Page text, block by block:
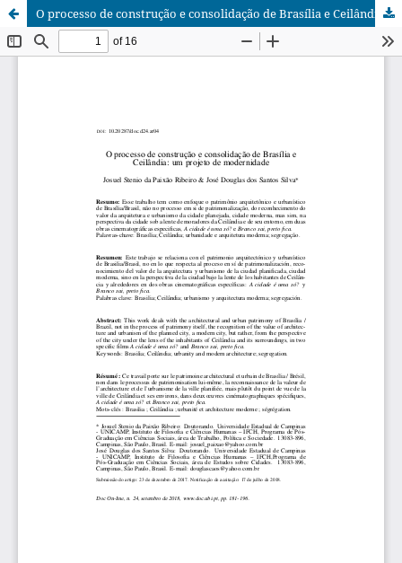
O processo de construção e consolidação de Brasília e Ceilândia: um projeto de modernidade